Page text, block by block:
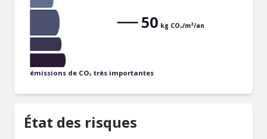
émissions de CO₂ très importantes
50 kg CO₂/m²/an
État des risques